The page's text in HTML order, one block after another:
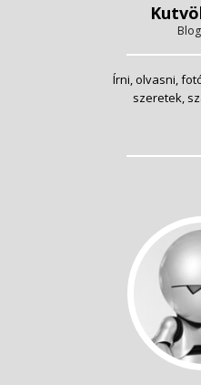
Írni, olvasni,
szeretek,